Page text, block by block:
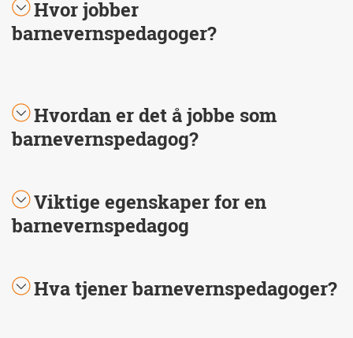
Hvor jobber
barnevernspedagoger?
Hvordan er det å jobbe som
barnevernspedagog?
Viktige egenskaper for en
barnevernspedagog
Hva tjener barnevernspedagoger?